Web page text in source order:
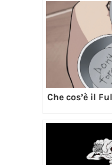
Che cos’è il